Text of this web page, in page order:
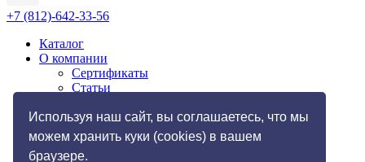
Используя наш сайт, вы соглашаетесь, что мы
можем хранить куки (cookies) в вашем
браузере.
+7 (812)-642-33-56
Каталог
О компании
Сертификаты
Статьи
Импортозамещение
Услуги
Резьбонакатные работы